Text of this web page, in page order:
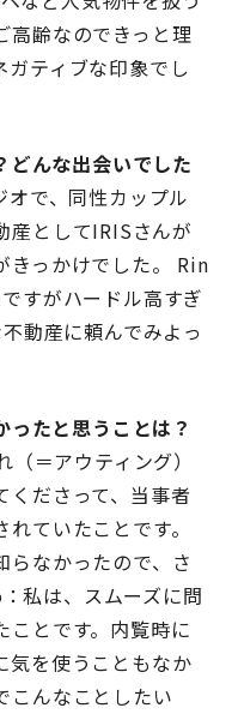
高齢なのできっと理
ティブな印象でし
んな出会いでした
で、同性カップル
産としてIRISさんが
きっかけでした。 Rin
すがハードル高すぎ
動産に頼んでみよっ
たと思うことは？
＝アウティング）
くださって、当事者
ていたことです。
らなかったので、さ
私は、スムーズに問
とです。内覧時に
気を使うこともなか
こんなことしたい